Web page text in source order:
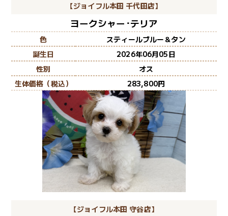
【ジョイフル本田 千代田店】
ヨークシャー･テリア
色
スティールブルー＆タン
誕生日
2026年06月05日
性別
オス
生体価格（税込）
283,800
【ジョイフル本田 守谷店】